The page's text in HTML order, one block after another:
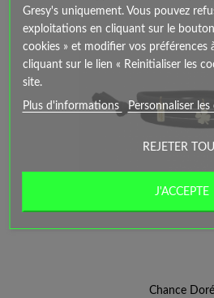
Chance Doré
Gresy's uniquement. Vous pouvez
exploitations en cliquant sur le bouton
cookies » et modifier vos préférences
cliquant sur le lien « Reinitialiser les
site.
Plus d'informations Personnaliser les
REJETER
J'ACCEPTE